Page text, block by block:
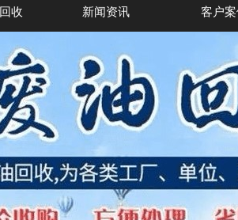
收 新闻资讯 客户